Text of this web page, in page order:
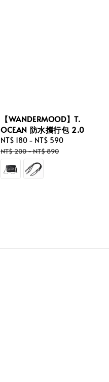
【WANDERMOOD】T.
OCEAN 防水攜行包 2.0
Sale
price
NT$ 180 - NT$ 590
NT$ 200-NT$ 890